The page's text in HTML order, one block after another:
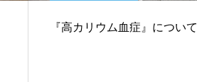
『高カリウム血症』について